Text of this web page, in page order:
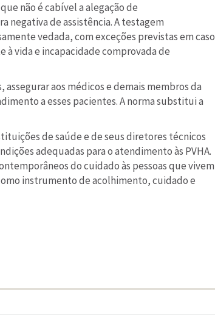
não é cabível a alegação de
negativa de assistência. A testagem
vedada, com exceções previstas em caso
vida e incapacidade comprovada de
aos médicos e demais membros da
a esses pacientes. A norma substitui a
de saúde e de seus diretores técnicos
adequadas para o atendimento às PVHA.
do cuidado às pessoas que vivem
instrumento de acolhimento, cuidado e